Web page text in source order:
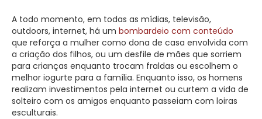
A todo momento, em todas as mídias, televisão,
outdoors, internet, há um bombardeio com conteúdo
que reforça a mulher como dona de casa envolvida com
a criação dos filhos, ou um desfile de mães que sorriem
para crianças enquanto trocam fraldas ou escolhem o
melhor iogurte para a família. Enquanto isso, os homens
realizam investimentos pela internet ou curtem a vida de
solteiro com os amigos enquanto passeiam com loiras
esculturais.